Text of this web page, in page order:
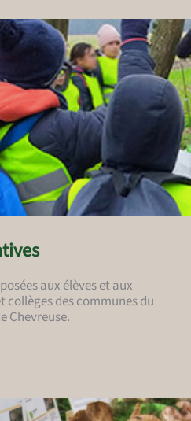
aux élèves et aux
collèges des communes du
Chevreuse.